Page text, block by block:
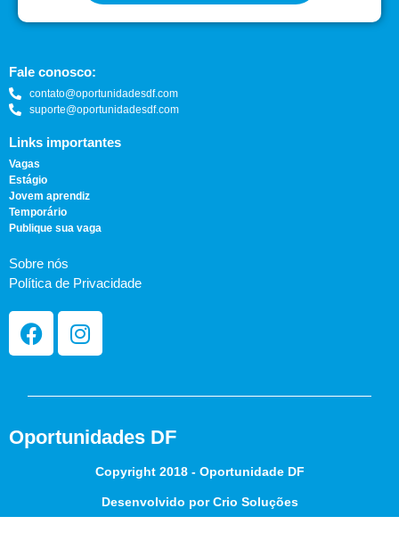
Fale conosco:
contato@oportunidadesdf.com
suporte@oportunidadesdf.com
Links importantes
Vagas
Estágio
Jovem aprendiz
Temporário
Publique sua vaga
Sobre nós
Política de Privacidade
Oportunidades DF
Copyright 2018 - Oportunidade DF
Desenvolvido por Crio Soluções